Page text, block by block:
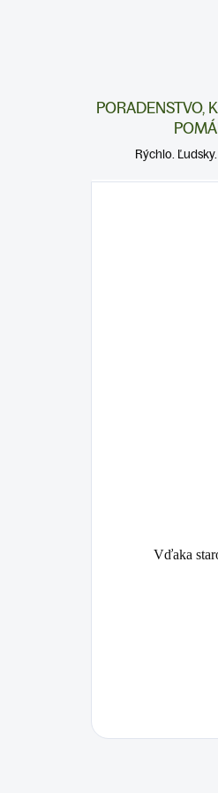
PORADENSTVO,
Rýchlo.
Vďaka